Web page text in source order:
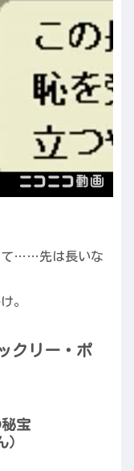
て……先は長いな
。
クリー・ポ
宝